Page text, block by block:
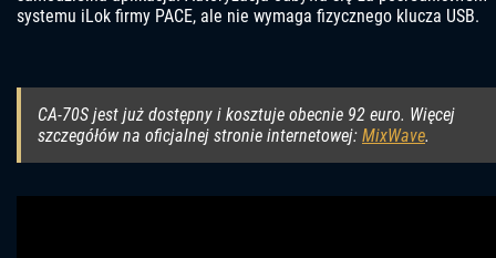
systemu iLok firmy PACE, ale nie wymaga fizycznego klucza USB.
CA-70S jest już dostępny i kosztuje obecnie 92 euro. Więcej
szczegółów na oficjalnej stronie internetowej: MixWave.